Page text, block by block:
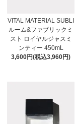
VITAL MATERIAL SUBLI
ルーム&ファブリックミ
スト ロイヤルジャスミ
ンティー 450mL
3,600円(税込3,960円)